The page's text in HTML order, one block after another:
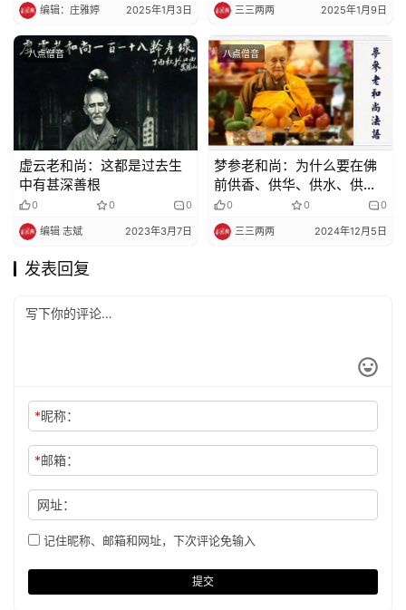
编辑：庄雅婷 2025年1月3日 三三两两 2025年1月9日
八点僧音
虚云老和尚：这都是过去生
中有甚深善根
0 0 0
编辑 志斌 2023年3月7日
八点僧音
梦参老和尚：为什么要在佛
前供香、供华、供水、供
灯？
0 0 0
三三两两 2024年12月5日
发表回复
*昵称：
*邮箱：
网址：
记住昵称、邮箱和网址，下次评论免输入
提交